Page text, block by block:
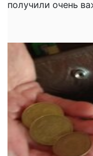
получили очень